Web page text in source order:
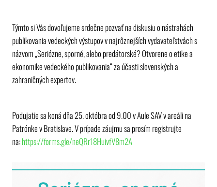
Týmto si Vás dovoľujeme srdečne pozvať na diskusiu o nástrahách
publikovania vedeckých výstupov v najrôznejších vydavateľstvách s
názvom „Seriózne, sporné, alebo predátorské? Otvorene o etike a
ekonomike vedeckého publikovania“ za účasti slovenských a
zahraničných expertov.
Podujatie sa koná dňa 25. októbra od 9.00 v Aule SAV v areáli na
Patrónke v Bratislave. V prípade záujmu sa prosím registrujte
na:https://forms.gle/neQRr18HuivfV8m2A